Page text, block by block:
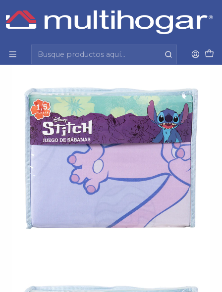
Inicio Dormitorio
Sabanas
Sabana Mf Single Disney Stitch Galaxy